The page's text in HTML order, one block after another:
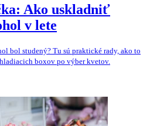
Ako uskladniť
v lete
bol studený? Tu sú praktické rady, ako to
boxov po výber kvetov.